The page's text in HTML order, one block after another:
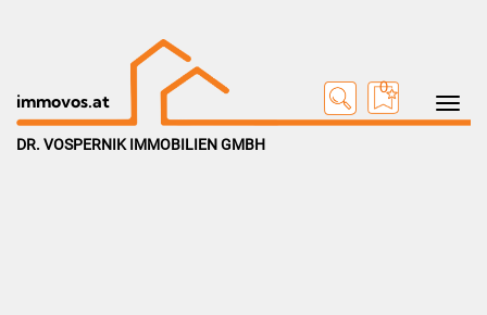
Toggle
immovos.at
0
DR. VOSPERNIK IMMOBILIEN GMBH